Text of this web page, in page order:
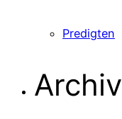
Predigten
Archiv